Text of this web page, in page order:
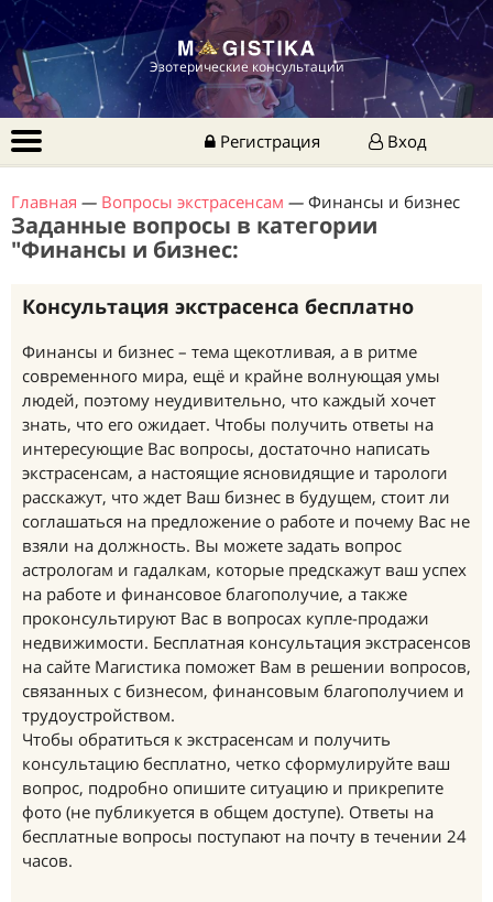
Эзотерические консультации
Регистрация Вход
Главная — Вопросы экстрасенсам — Финансы и бизнес
Заданные вопросы в категории
"Финансы и бизнес:
Консультация экстрасенса бесплатно
Финансы и бизнес – тема щекотливая, а в ритме
современного мира, ещё и крайне волнующая умы
людей, поэтому неудивительно, что каждый хочет
знать, что его ожидает. Чтобы получить ответы на
интересующие Вас вопросы, достаточно написать
экстрасенсам, а настоящие ясновидящие и тарологи
расскажут, что ждет Ваш бизнес в будущем, стоит ли
соглашаться на предложение о работе и почему Вас не
взяли на должность. Вы можете задать вопрос
астрологам и гадалкам, которые предскажут ваш успех
на работе и финансовое благополучие, а также
проконсультируют Вас в вопросах купле-продажи
недвижимости. Бесплатная консультация экстрасенсов
на сайте Магистика поможет Вам в решении вопросов,
связанных с бизнесом, финансовым благополучием и
трудоустройством.
Чтобы обратиться к экстрасенсам и получить
консультацию бесплатно, четко сформулируйте ваш
вопрос, подробно опишите ситуацию и прикрепите
фото (не публикуется в общем доступе). Ответы на
бесплатные вопросы поступают на почту в течении 24
часов.